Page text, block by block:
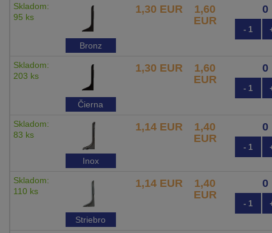
Skladom:
95 ks
Bronz
1,30 EUR
1,60
EUR
- 1
Skladom:
203 ks
Čierna
1,30 EUR
1,60
EUR
- 1
Skladom:
83 ks
Inox
1,14 EUR
1,40
EUR
- 1
Skladom:
110 ks
Striebro
1,14 EUR
1,40
EUR
- 1